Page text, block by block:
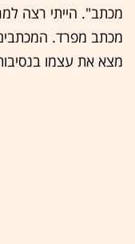
מכתב". הייתי רצה
מכתב מפרד.
מצא את עצמו